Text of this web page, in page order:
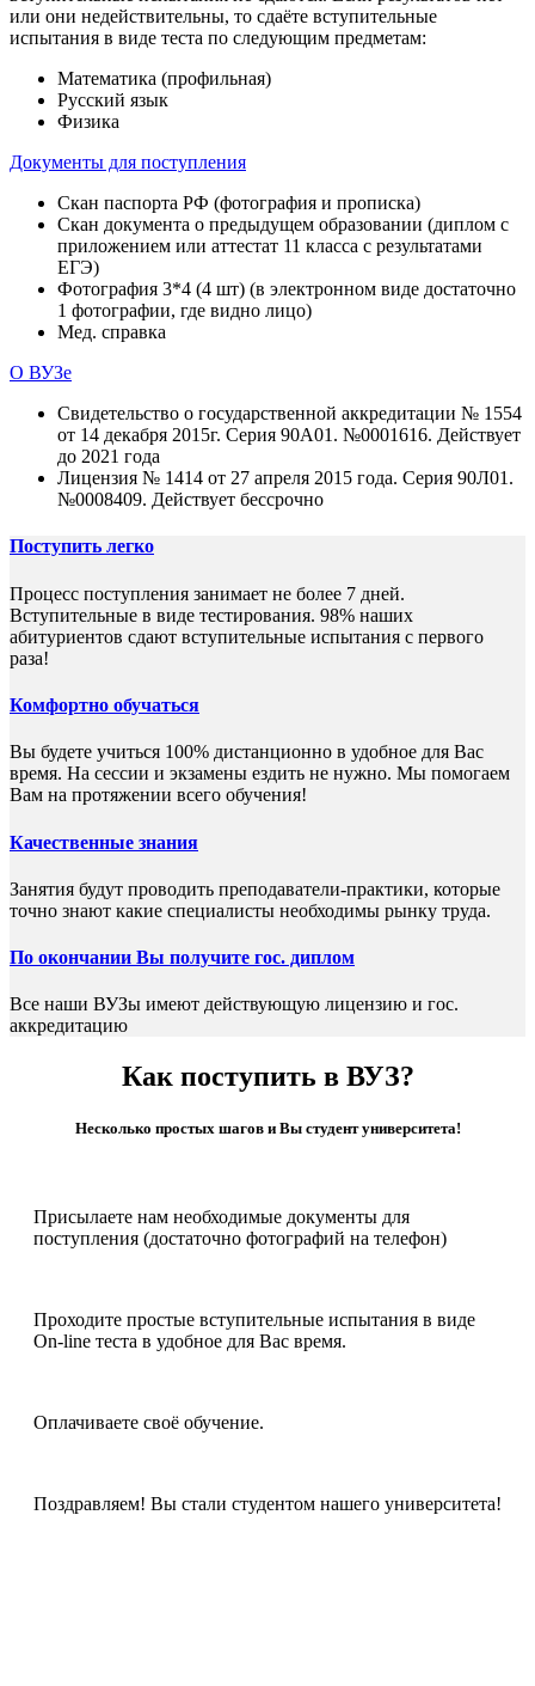
или они недействительны, то сдаёте вступительные
испытания в виде теста по следующим предметам:
Математика (профильная)
Русский язык
Физика
Документы для поступления
Скан паспорта РФ (фотография и прописка)
Скан документа о предыдущем образовании (диплом с
приложением или аттестат 11 класса с результатами
ЕГЭ)
Фотография 3*4 (4 шт) (в электронном виде достаточно
1 фотографии, где видно лицо)
Мед. справка
О ВУЗе
Свидетельство о государственной аккредитации № 1554
от 14 декабря 2015г. Серия 90А01. №0001616. Действует
до 2021 года
Лицензия № 1414 от 27 апреля 2015 года. Серия 90Л01.
№0008409. Действует бессрочно
Поступить легко
Процесс поступления занимает не более 7 дней.
Вступительные в виде тестирования. 98% наших
абитуриентов сдают вступительные испытания с первого
раза!
Комфортно обучаться
Вы будете учиться 100% дистанционно в удобное для Вас
время. На сессии и экзамены ездить не нужно. Мы помогаем
Вам на протяжении всего обучения!
Качественные знания
Занятия будут проводить преподаватели-практики, которые
точно знают какие специалисты необходимы рынку труда.
По окончании Вы получите гос. диплом
Все наши ВУЗы имеют действующую лицензию и гос.
аккредитацию
Как поступить в ВУЗ?
Несколько простых шагов и Вы студент университета!
Присылаете нам необходимые документы для
поступления (достаточно фотографий на телефон)
Проходите простые вступительные испытания в виде
On-line теста в удобное для Вас время.
Оплачиваете своё обучение.
Поздравляем! Вы стали студентом нашего университета!